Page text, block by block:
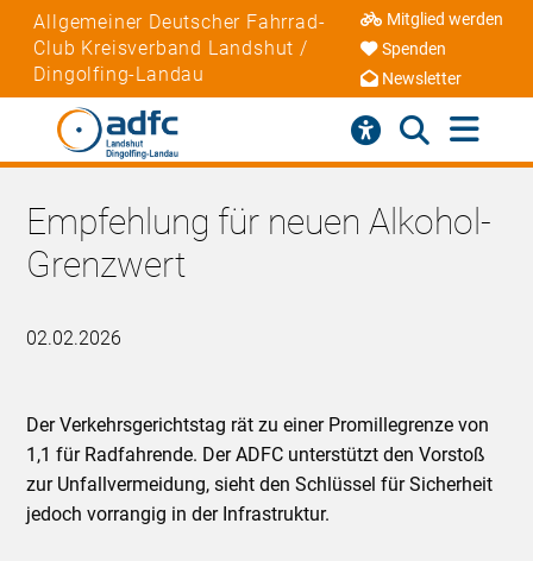
Allgemeiner Deutscher Fahrrad-
Club Kreisverband Landshut /
Dingolfing-Landau
Mitglied werden
Spenden
Newsletter
Empfehlung für neuen Alkohol-
Grenzwert
02.02.2026
Der Verkehrsgerichtstag rät zu einer Promillegrenze von
1,1 für Radfahrende. Der ADFC unterstützt den Vorstoß
zur Unfallvermeidung, sieht den Schlüssel für Sicherheit
jedoch vorrangig in der Infrastruktur.